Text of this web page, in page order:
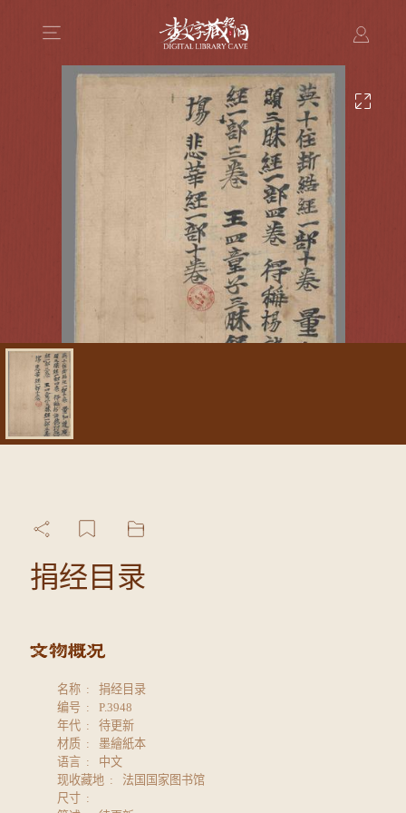
捐经目录
名称
捐经目录
编号
P.3948
年代
待更新
材质
墨繪紙本
语言
中文
现收藏地
法国国家图书馆
尺寸